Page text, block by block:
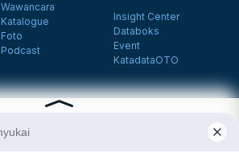
Wawancara
Katalogue
Foto
Podcast
Insight Center
Databoks
Event
KatadataOTO